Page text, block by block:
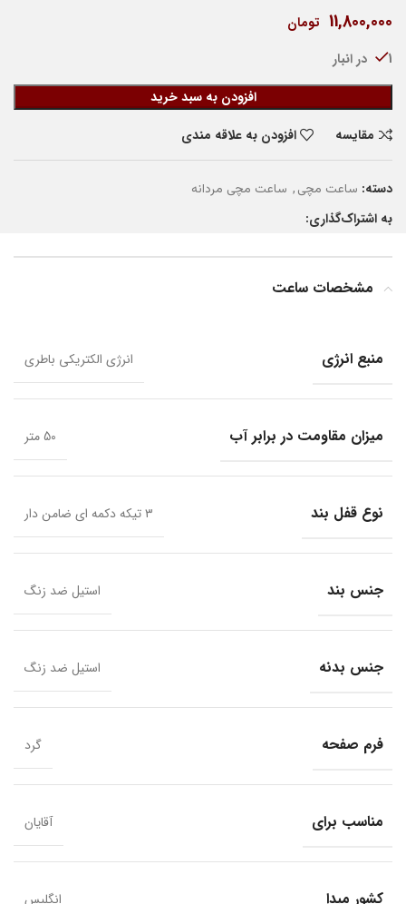
11,800,000 تومان
1 در انبار
افزودن به سبد خرید
مقایسه
افزودن به علاقه مندی
دسته: ساعت مچی, ساعت مچی مردانه
به اشتراک‌گذاری:
مشخصات ساعت
منبع انرژی انرژی الکتریکی باطری
میزان مقاومت در برابر آب 50 متر
نوع قفل بند ۳ تیکه دکمه ای ضامن دار
جنس بند استیل ضد زنگ
جنس بدنه استیل ضد زنگ
فرم صفحه گرد
مناسب برای آقایان
کشور مبدا انگلیس